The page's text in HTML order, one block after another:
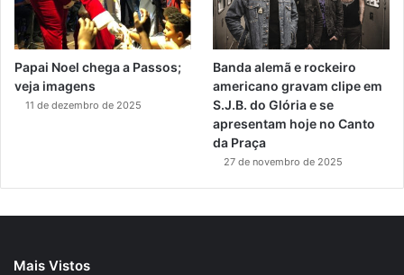
Papai Noel chega a Passos;
veja imagens
11 de dezembro de 2025
Banda alemã e rockeiro
americano gravam clipe em
S.J.B. do Glória e se
apresentam hoje no Canto
da Praça
27 de novembro de 2025
Mais Vistos